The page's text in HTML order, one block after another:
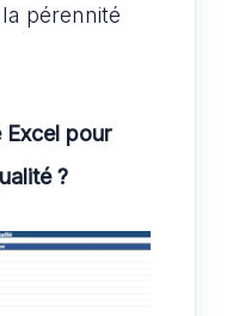
pérennité
Excel pour
?